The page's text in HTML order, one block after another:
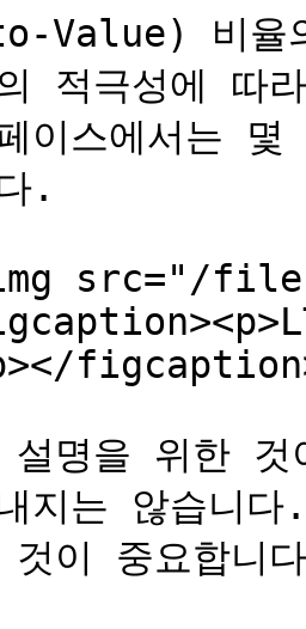
Value) 비율
적극성에 따
이스에서는
.
src="/
설명을 위한
지는 않습니
것이 중요합니